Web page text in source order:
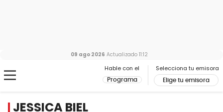
Hable con el
Programa
Selecciona tu emisora
Elige tu emisora
09 ago 2026 Actualizado 11:12
JESSICA BIEL